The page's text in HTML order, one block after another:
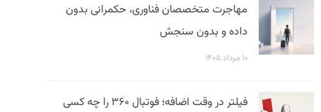
مهاجرت متخصصان فناوری، حکمرانی بدون
داده و بدون سنجش
۱۰ مرداد ۱۴۰۵
فیلتر در وقت اضافه؛ فوتبال ۳۶۰ را چه کسی